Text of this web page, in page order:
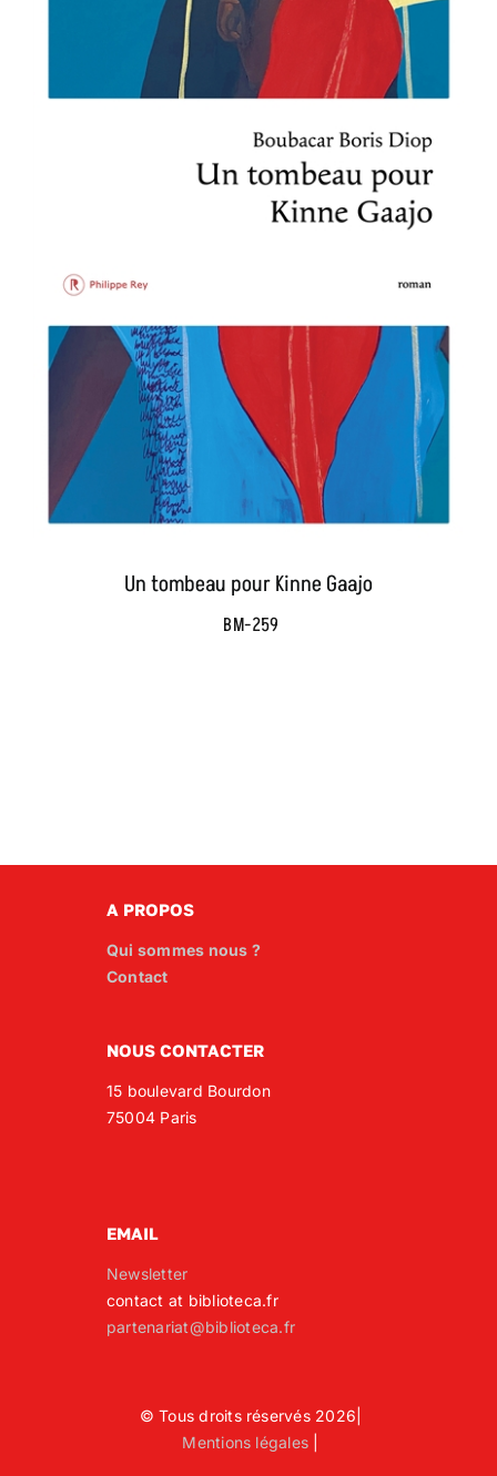
Un tombeau pour Kinne Gaajo
BM-259
A PROPOS
Qui sommes nous ?
Contact
NOUS CONTACTER
15 boulevard Bourdon
75004 Paris
EMAIL
Newsletter
contact at biblioteca.fr
partenariat@biblioteca.fr
© Tous droits réservés 2026|
Mentions légales